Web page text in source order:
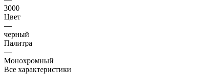
3000
Цвет
—
черный
Палитра
—
Монохромный
Все характеристики